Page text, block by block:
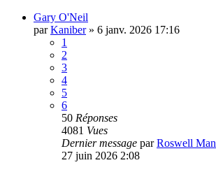
Gary O'Neil
parKaniber» 6 janv. 2026 17:16
1
2
3
4
5
6
50 Réponses
4081 Vues
Dernier message parRoswell Man
27 juin 2026 2:08